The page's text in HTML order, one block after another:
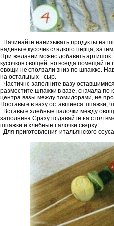
Начинайте нанизывать продукты на
наденьте кусочек сладкого перца,
При желании можно добавить
кусочков овощей, но всегда помещайте
овощи не сползали вниз по шпажке.
на остальных - сыр.
Частично заполните вазу
разместите шпажки в вазе, сначала по
центра вазы между помидорами, не
Поставьте в вазу оставшиеся шпажки,
Вставьте хлебные палочки между
заполнена.Сразу подавайте на стол
шпажки и хлебные палочки сверху.
Для приготовления итальянского